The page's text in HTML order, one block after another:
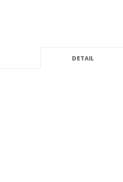
DETAIL